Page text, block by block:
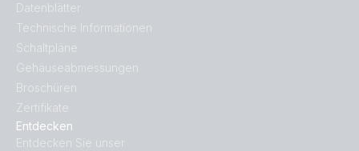
Entdecken
Entdecken Sie unser
Datenblätter
Technische Informationen
Schaltpläne
Gehäuseabmessungen
Broschüren
Zertifikate